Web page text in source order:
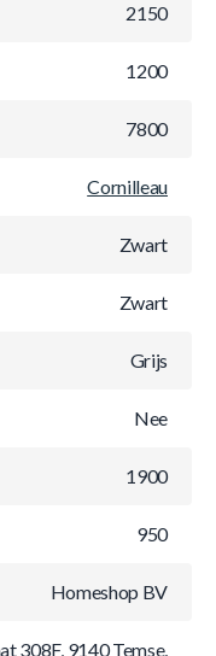
2150
1200
7800
Cornilleau
Zwart
Zwart
Grijs
Nee
1900
950
Homeshop BV
308F, 9140 Temse,